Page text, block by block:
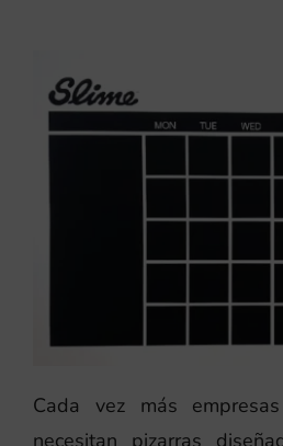
Cada vez más